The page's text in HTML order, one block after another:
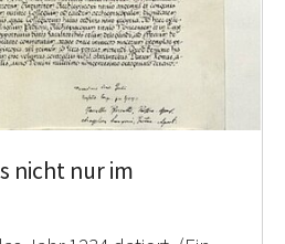
nicht nur im